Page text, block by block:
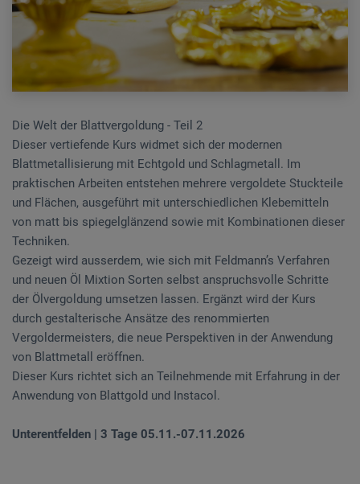
Die Welt der Blattvergoldung - Teil 2
Dieser vertiefende Kurs widmet sich der modernen
Blattmetallisierung mit Echtgold und Schlagmetall. Im
praktischen Arbeiten entstehen mehrere vergoldete Stuckteile
und Flächen, ausgeführt mit unterschiedlichen Klebemitteln
von matt bis spiegelglänzend sowie mit Kombinationen dieser
Techniken.
Gezeigt wird ausserdem, wie sich mit Feldmann’s Verfahren
und neuen Öl Mixtion Sorten selbst anspruchsvolle Schritte
der Ölvergoldung umsetzen lassen. Ergänzt wird der Kurs
durch gestalterische Ansätze des renommierten
Vergoldermeisters, die neue Perspektiven in der Anwendung
von Blattmetall eröffnen.
Dieser Kurs richtet sich an Teilnehmende mit Erfahrung in der
Anwendung von Blattgold und Instacol.
Unterentfelden | 3 Tage 05.11.-07.11.2026